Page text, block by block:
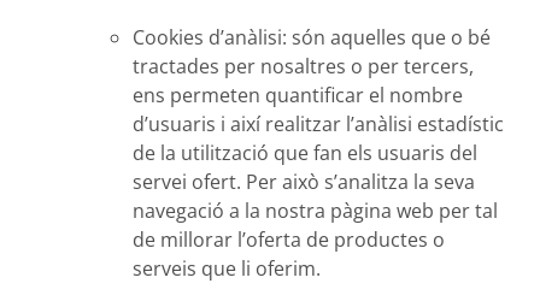
Cookies d’anàlisi: són aquelles que o bé
tractades per nosaltres o per tercers,
ens permeten quantificar el nombre
d’usuaris i així realitzar l’anàlisi estadístic
de la utilització que fan els usuaris del
servei ofert. Per això s’analitza la seva
navegació a la nostra pàgina web per tal
de millorar l’oferta de productes o
serveis que li oferim.